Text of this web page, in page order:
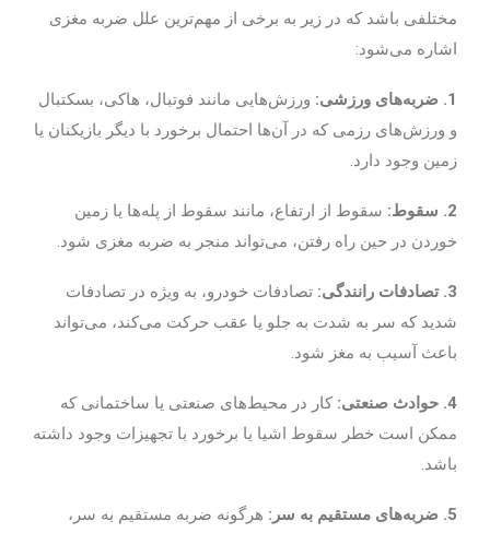
مختلفی باشد که در زیر به برخی از مهم‌ترین علل ضربه مغزی
اشاره می‌شود:
1. ضربه‌های ورزشی:
ورزش‌هایی مانند فوتبال، هاکی، بسکتبال
و ورزش‌های رزمی که در آن‌ها احتمال برخورد با دیگر بازیکنان یا
زمین وجود دارد.
2. سقوط:
سقوط از ارتفاع، مانند سقوط از پله‌ها یا زمین
خوردن در حین راه رفتن، می‌تواند منجر به ضربه مغزی شود.
3. تصادفات رانندگی:
تصادفات خودرو، به ویژه در تصادفات
شدید که سر به شدت به جلو یا عقب حرکت می‌کند، می‌تواند
باعث آسیب به مغز شود.
4. حوادث صنعتی:
کار در محیط‌های صنعتی یا ساختمانی که
ممکن است خطر سقوط اشیا یا برخورد با تجهیزات وجود داشته
باشد.
5. ضربه‌های مستقیم به سر: هرگونه ضربه مستقیم به سر،